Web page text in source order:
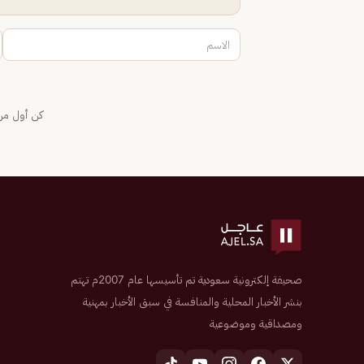
كن أول
صحيفة إلكترونية سعودية تم تأسيسها عام 2007م تهتم
بنشر الأخبار المحلية والمنافسة في سبق الأخبار بمهنية
ومصداقية وموضوعية